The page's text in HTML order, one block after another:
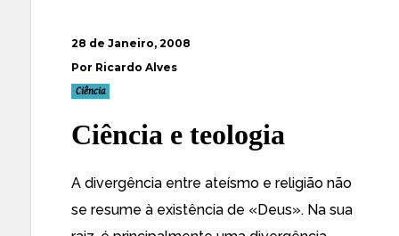
28 de Janeiro, 2008
Por Ricardo Alves
Ciência
Ciência e teologia
A divergência entre ateísmo e religião não
se resume à existência de «Deus». Na sua